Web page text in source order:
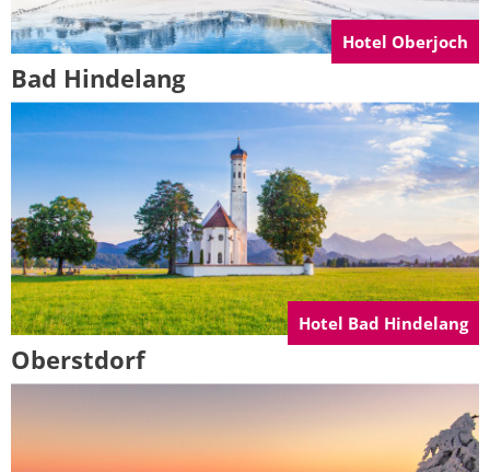
Hotel Oberjoch
Bad Hindelang
Hotel Bad Hindelang
Oberstdorf